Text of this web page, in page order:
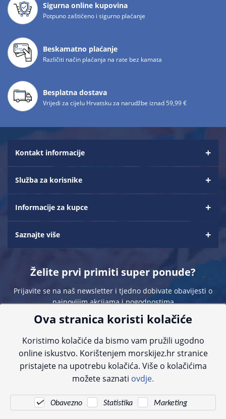
Sigurna online kupovina
Potpuno zaštićeno i sigurno plaćanje
Beskamatno plaćanje
Različiti način plaćanja na rate bez kamata
Besplatna dostava
Vrijedi za cijelu Hrvatsku za narudžbe iznad 59,99 €
Kontakt informacije
Služba za korisnike
Informacije za kupce
Saznajte više
Želite prvi primiti super ponude?
Prijavite se na naš newsletter i tjedno dobivate obavijesti o
najnovijim akcijama i pogodnostima
Sve navedene cijene sadrže PDV. Pokušavamo osigurati što preciznije
informacije, ali zbog tehnoloških ograničenja ne možemo garantirati potpunu
kontaktirajte nas putem telefona:+385 23 231 761ili e-maila:info@morskijez.hr
Ova stranica koristi kolačiće
Koristimo kolačiće da bismo vam pružili ugodno
online iskustvo. Korištenjem morskijez.hr stranice
pristajete na upotrebu kolačića. Više o kolačićima
možete saznati ovdje.
Obavezno Statistika Marketing